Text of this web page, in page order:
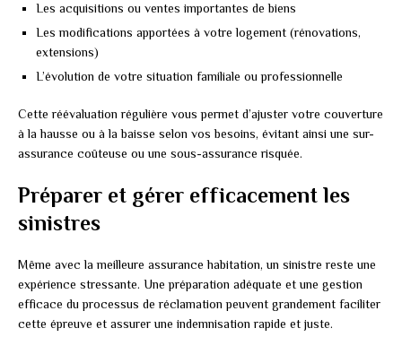
Les acquisitions ou ventes importantes de biens
Les modifications apportées à votre logement (rénovations,
extensions)
L’évolution de votre situation familiale ou professionnelle
Cette réévaluation régulière vous permet d’ajuster votre couverture
à la hausse ou à la baisse selon vos besoins, évitant ainsi une sur-
assurance coûteuse ou une sous-assurance risquée.
Préparer et gérer efficacement les
sinistres
Même avec la meilleure assurance habitation, un sinistre reste une
expérience stressante. Une préparation adéquate et une gestion
efficace du processus de réclamation peuvent grandement faciliter
cette épreuve et assurer une indemnisation rapide et juste.